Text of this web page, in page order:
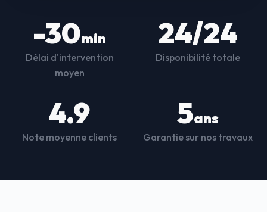
-30min
Délai d'intervention
moyen
24/24
Disponibilité totale
4.9
Note moyenne clients
5ans
Garantie sur nos travaux